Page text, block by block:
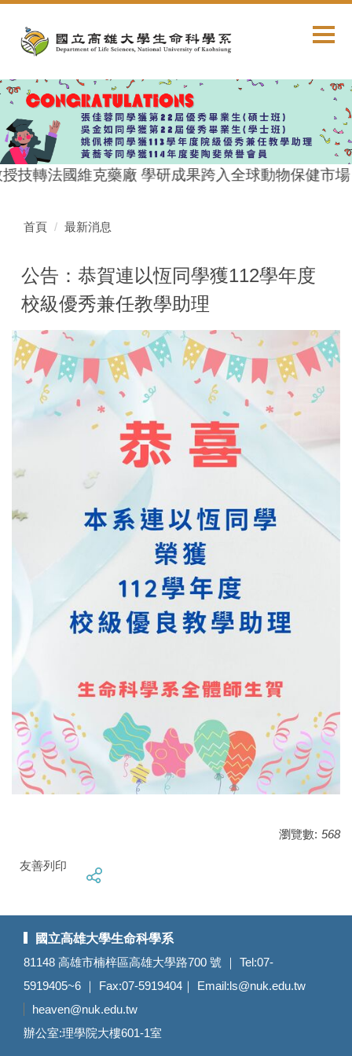
內
容
區
技轉法國維克藥廠 學研成果跨入全球動物保健市場
首頁 最新消息
公告：恭賀連以恆同學獲112學年度
校級優秀兼任教學助理
瀏覽數: 568
友善列印
國立高雄大學生命科學系
81148 高雄市楠梓區高雄大學路700 號 ｜ Tel:07-
5919405~6 ｜ Fax:07-5919404｜ Email:ls@nuk.edu.tw
heaven@nuk.edu.tw
辦公室:理學院大樓601-1室